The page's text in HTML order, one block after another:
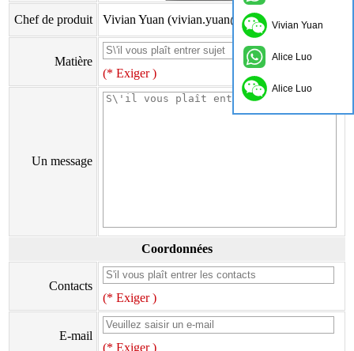
Chef de produit Vivian Yuan (vivian.yuan@onflyingcn.com)
Matière
(* Exiger )
Un message
Coordonnées
Contacts
(* Exiger )
E-mail
(* Exiger )
Vivian Yuan
Alice Luo
Alice Luo